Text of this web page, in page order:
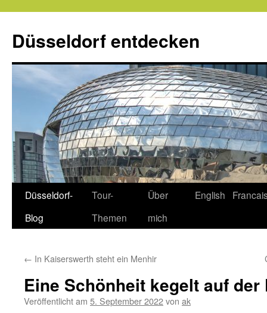
springen
Düsseldorf entdecken
Düsseldorf-
Blog
Tour-
Themen
Über
mich
English
← In Kaiserswerth steht ein Menhir
Eine Schönheit kegelt auf
Veröffentlicht am 5. September 2022von ak